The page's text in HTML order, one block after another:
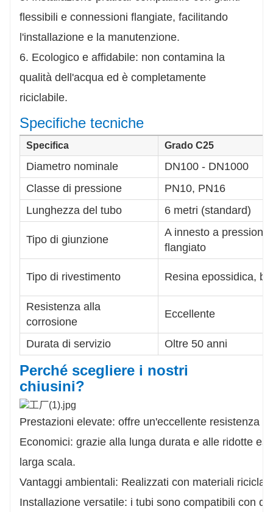
flessibili e connessioni flangiate, facilitando
l'installazione e la manutenzione.
6. Ecologico e affidabile: non contamina la
qualità dell'acqua ed è completamente
riciclabile.
Specifiche tecniche
Specifica Grado C25
Diametro nominale
DN100 - DN1000
Classe di pressione
PN10, PN16
Lunghezza del tubo
6 metri (standard)
Tipo di giunzione
A innesto a pressione,
flangiato
Tipo di rivestimento Resina epossidica,
Resistenza alla
corrosione
Eccellente
Durata di servizio Oltre 50 anni
Perché scegliere i nostri
chiusini?
Prestazioni elevate: offre un'eccellente resistenza
Economici: grazie alla lunga durata e alle ridotte
larga scala.
Vantaggi ambientali: Realizzati con materiali
Installazione versatile: i tubi sono compatibili con